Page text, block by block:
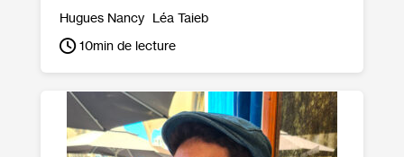
Hugues Nancy
Léa Taieb
10min de lecture